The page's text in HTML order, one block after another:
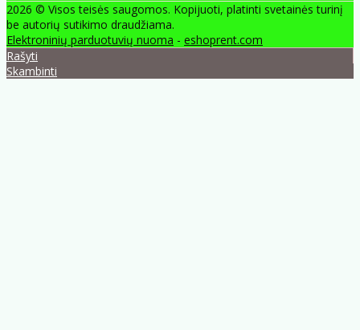
2026 © Visos teisės saugomos. Kopijuoti, platinti svetainės turinį
be autorių sutikimo draudžiama.
Elektroninių parduotuvių nuoma - eshoprent.com
Rašyti
Skambinti